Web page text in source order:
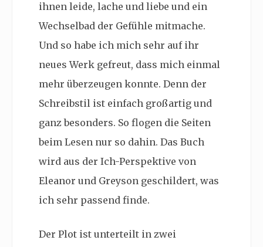
ihnen leide, lache und liebe und ein
Wechselbad der Gefühle mitmache.
Und so habe ich mich sehr auf ihr
neues Werk gefreut, dass mich einmal
mehr überzeugen konnte. Denn der
Schreibstil ist einfach großartig und
ganz besonders. So flogen die Seiten
beim Lesen nur so dahin. Das Buch
wird aus der Ich-Perspektive von
Eleanor und Greyson geschildert, was
ich sehr passend finde.
Der Plot ist unterteilt in zwei